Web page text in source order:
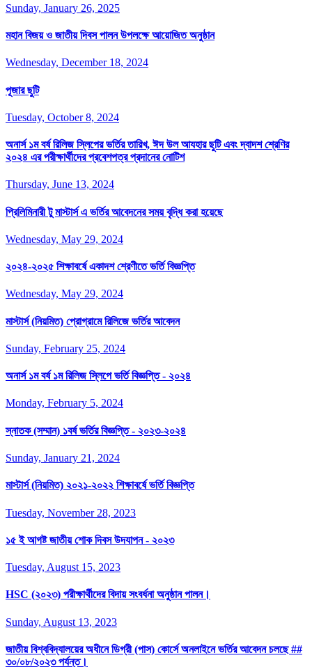
Sunday, January 26, 2025
মহান বিজয় ও জাতীয় দিবস পালন উপলক্ষে আয়োজিত অনুষ্ঠান
Wednesday, December 18, 2024
পূজার ছুটি
Tuesday, October 8, 2024
অনার্স ১ম বর্ষ রিলিজ স্লিপের ভর্তির তারিখ, ঈদ উল আযহার ছুটি এবং দ্বাদশ শ্রেণির
২০২৪ এর পরীক্ষার্থীদের প্রবেশপত্র প্রদানের নোটিশ
Thursday, June 13, 2024
প্রিলিমিনারী টু মাস্টার্স এ ভর্তির আবেদনের সময় বৃদ্ধি করা হয়েছে
Wednesday, May 29, 2024
২০২৪-২০২৫ শিক্ষাবর্ষে একাদশ শ্রেণীতে ভর্তি বিজ্ঞপ্তি
Wednesday, May 29, 2024
মাস্টার্স (নিয়মিত) প্রোগ্রামে রিলিজে ভর্তির আবেদন
Sunday, February 25, 2024
অনার্স ১ম বর্ষ ১ম রিলিজ স্লিপে ভর্তি বিজ্ঞপ্তি - ২০২৪
Monday, February 5, 2024
স্নাতক (সম্মান) ১বর্ষ ভর্তির বিজ্ঞপ্তি - ২০২৩-২০২৪
Sunday, January 21, 2024
মাস্টার্স (নিয়মিত) ২০২১-২০২২ শিক্ষাবর্ষে ভর্তি বিজ্ঞপ্তি
Tuesday, November 28, 2023
১৫ ই আগষ্ট জাতীয় শোক দিবস উদযাপন - ২০২৩
Tuesday, August 15, 2023
HSC (২০২৩) পরীক্ষার্থীদের বিদায় সংবর্ধনা অনুষ্ঠান পালন।
Sunday, August 13, 2023
জাতীয় বিশ্ববিদ্যালয়ের অধীনে ডিগ্রী (পাস) কোর্সে অনলাইনে ভর্তির আবেদন চলছে ##
৩০/০৮/২০২৩ পর্যন্ত।